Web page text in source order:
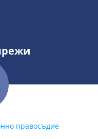
правосъдие